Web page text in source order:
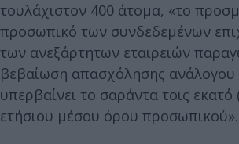
τουλάχιστον 400 άτομα, «το
προσωπικό των συνδεδεμένων
των ανεξάρτητων εταιρειών
βεβαίωση απασχόλησης
υπερβαίνει το σαράντα τοις εκατό
ετήσιου μέσου όρου προσωπικού».